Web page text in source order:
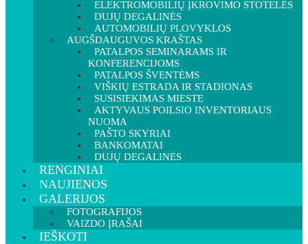
ELEKTROMOBILIŲ ĮKROVIMO STOTELĖS
DUJŲ DEGALINĖS
AUTOMOBILIŲ PLOVYKLOS
AUGŠDAUGUVOS KRAŠTAS
PATALPOS SEMINARAMS IR
KONFERENCIJOMS
PATALPOS ŠVENTĖMS
VIŠKIŲ ESTRADA IR STADIONAS
SUSISIEKIMAS MIESTE
AKTYVAUS POILSIO INVENTORIAUS
NUOMA
PAŠTO SKYRIAI
BANKOMATAI
DUJŲ DEGALINĖS
RENGINIAI
NAUJIENOS
GALERIJOS
FOTOGRAFIJOS
VAIZDO ĮRAŠAI
IEŠKOTI